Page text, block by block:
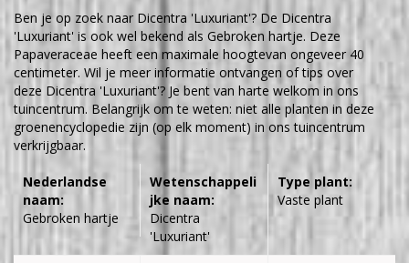
Ben je op zoek naar Dicentra 'Luxuriant'? De Dicentra
'Luxuriant' is ook wel bekend als Gebroken hartje. Deze
Papaveraceae heeft een maximale hoogtevan ongeveer 40
centimeter. Wil je meer informatie ontvangen of tips over
deze Dicentra 'Luxuriant'? Je bent van harte welkom in ons
tuincentrum. Belangrijk om te weten: niet alle planten in deze
groenencyclopedie zijn (op elk moment) in ons tuincentrum
verkrijgbaar.
Nederlandse
naam:
Gebroken hartje
Wetenschappeli
jke naam:
Dicentra
'Luxuriant'
Type plant:
Vaste plant